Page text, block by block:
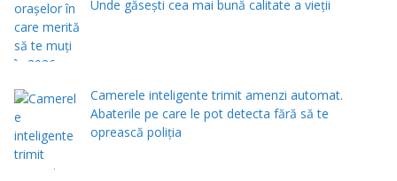
Unde găsești cea mai bună calitate a vieții
Camerele inteligente trimit amenzi automat.
Abaterile pe care le pot detecta fără să te
oprească poliția